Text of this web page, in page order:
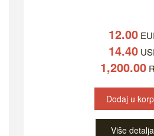
12.00
14.40
1,200.00
Dodaj u
Više detalja